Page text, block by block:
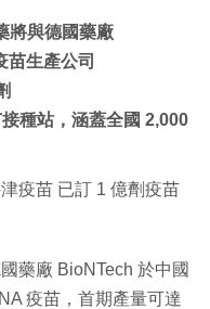
將與德國藥廠
苗生產公司
種站，涵蓋全國 2,000
疫苗 已訂 1 億劑疫苗
藥廠 BioNTech 於中國
疫苗，首期產量可達